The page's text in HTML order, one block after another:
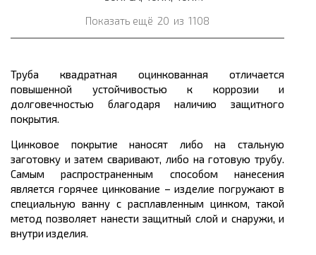
Показать ещё 20 из 1108
Труба квадратная оцинкованная отличается
повышенной устойчивостью к коррозии и
долговечностью благодаря наличию защитного
покрытия.
Цинковое покрытие наносят либо на стальную
заготовку и затем сваривают, либо на готовую трубу.
Самым распространенным способом нанесения
является горячее цинкование – изделие погружают в
специальную ванну с расплавленным цинком, такой
метод позволяет нанести защитный слой и снаружи, и
внутри изделия.